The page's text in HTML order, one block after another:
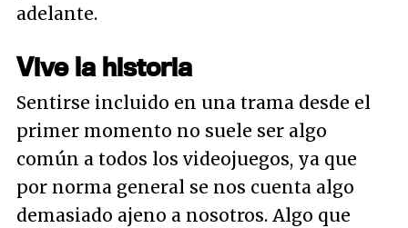
adelante.
Vive la historia
Sentirse incluido en una trama desde el
primer momento no suele ser algo
común a todos los videojuegos, ya que
por norma general se nos cuenta algo
demasiado ajeno a nosotros. Algo que